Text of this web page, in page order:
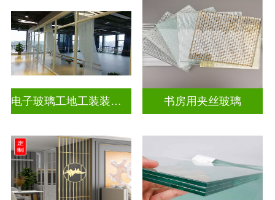
电子玻璃工地工装装饰玻璃 书房用夹丝玻璃